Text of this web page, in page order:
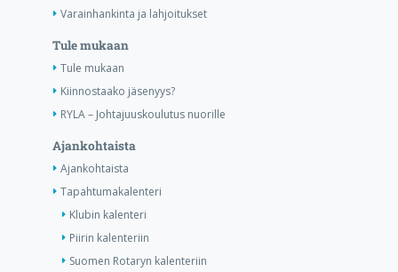
Varainhankinta ja lahjoitukset
Tule mukaan
Tule mukaan
Kiinnostaako jäsenyys?
RYLA – Johtajuuskoulutus nuorille
Ajankohtaista
Ajankohtaista
Tapahtumakalenteri
Klubin kalenteri
Piirin kalenteriin
Suomen Rotaryn kalenteriin